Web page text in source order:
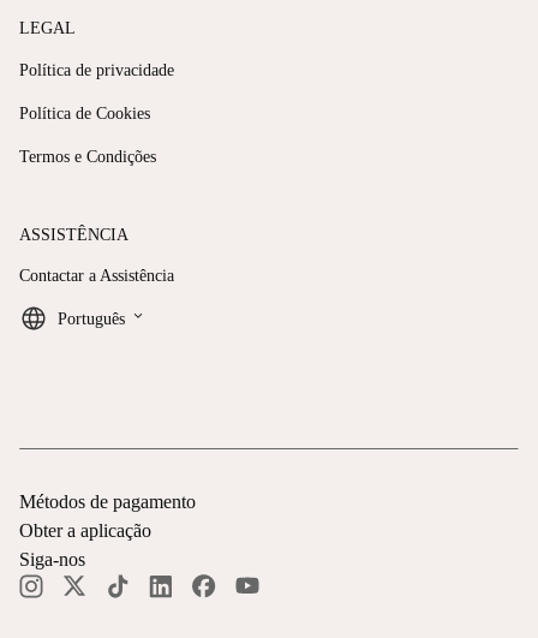
LEGAL
Política de privacidade
Política de Cookies
Termos e Condições
ASSISTÊNCIA
Contactar a Assistência
Português keyboard_arrow_down
Métodos de pagamento
Obter a aplicação
Siga-nos